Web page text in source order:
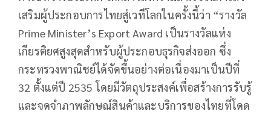
เสริมผู้ประกอบการไทยสู่เวทีโลกในครั้งนี้ว่า “รางวัล
Prime Minister’s Export Award เป็นรางวัลแห่ง
เกียรติยศสูงสุดสำหรับผู้ประกอบธุรกิจส่งออก ซึ่ง
กระทรวงพาณิชย์ได้จัดขึ้นอย่างต่อเนื่องมาเป็นปีที่
32 ตั้งแต่ปี 2535 โดยมีวัตถุประสงค์เพื่อสร้างการรับรู้
และจดจำภาพลักษณ์สินค้าและบริการของไทยที่โดด